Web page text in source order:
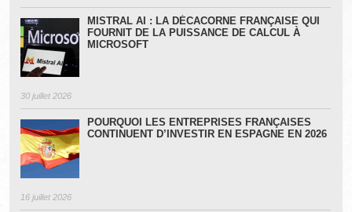
MISTRAL AI : LA DÉCACORNE FRANÇAISE QUI
FOURNIT DE LA PUISSANCE DE CALCUL À
MICROSOFT
30 juillet 2026
POURQUOI LES ENTREPRISES FRANÇAISES
CONTINUENT D’INVESTIR EN ESPAGNE EN 2026
16 juillet 2026